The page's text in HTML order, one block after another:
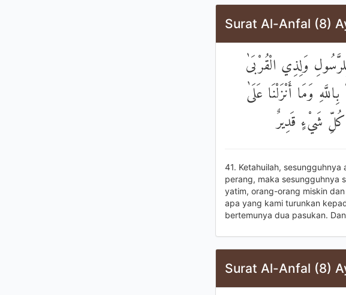
Surat Al-Anfal (8)
وَلِذِي الْقُرْبَىٰ
وَمَا أَنْزَلْنَا عَلَىٰ
كُلِّ شَيْءٍ قَدِيرٌ
41. Ketahuilah,
perang, maka sesungguhnya
yatim, orang-orang miskin
apa yang kami turunkan
bertemunya dua pasukan.
Surat Al-Anfal (8)